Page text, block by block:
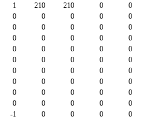
1 210 210 0 0
0 0 0 0 0
0 0 0 0 0
0 0 0 0 0
0 0 0 0 0
0 0 0 0 0
0 0 0 0 0
0 0 0 0 0
0 0 0 0 0
0 0 0 0 0
-1 0 0 0 0